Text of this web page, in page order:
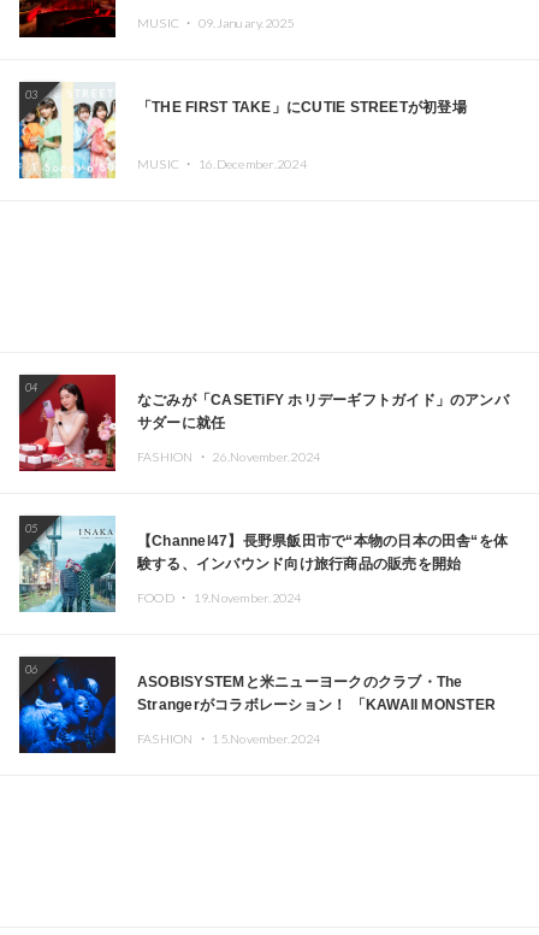
Kza（FORCE OF NATURE）ら日本を代表するDJ・クリ
MUSIC ・ 09.January.2025
03
「THE FIRST TAKE」にCUTIE STREETが初登場
MUSIC ・ 16.December.2024
04
なごみが「CASETiFY ホリデーギフトガイド」のアンバ
サダーに就任
FASHION ・ 26.November.2024
05
【Channel47】長野県飯田市で“本物の日本の田舎“を体
験する、インバウンド向け旅行商品の販売を開始
FOOD ・ 19.November.2024
06
ASOBISYSTEMと米ニューヨークのクラブ・The
Strangerがコラボレーション！ 「KAWAII MONSTER
FASHION ・ 15.November.2024